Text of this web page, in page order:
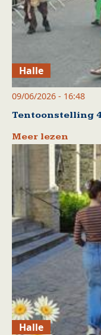
Halle
09/06/2026 - 16:48
Tentoonstelling
Meer lezen
Halle